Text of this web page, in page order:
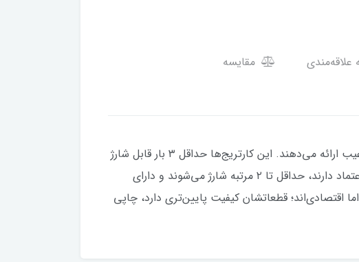
مقایسه
با قطعات باکیفیت، چاپی شفاف و بی‌عیب ارائه می‌دهند. این کارتریج‌ها حداقل ۳ بار قابل شارژ
کیفیتی قابل اعتماد دارند، حداقل تا ۲ مرتبه شارژ می‌شوند و دارای
اما اقتصادی‌اند؛ قطعاتشان کیفیت پایین‌تری دارد، چاپی